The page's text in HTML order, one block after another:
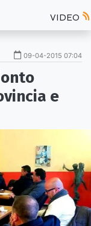
VIDEO
09-04-2015 07:04
e